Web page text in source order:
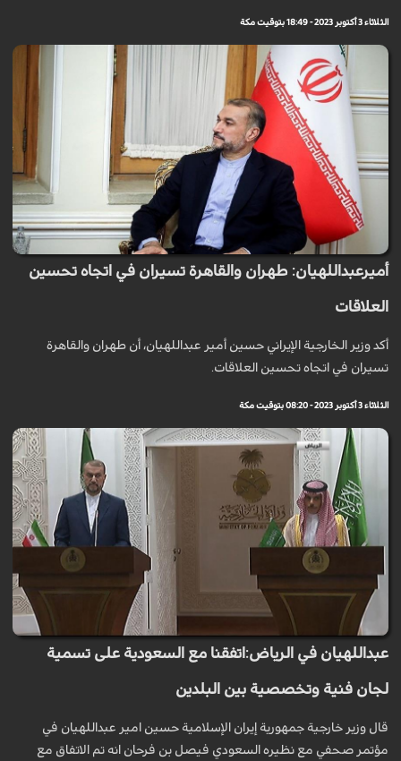
الثلاثاء 3 أكتوبر 2023 - 18:49 بتوقيت مكة
أميرعبداللهيان: طهران والقاهرة تسيران في اتجاه تحسين
العلاقات
أكد وزير الخارجية الإيراني حسين أمير عبداللهيان، أن طهران والقاهرة
تسيران في اتجاه تحسين العلاقات.
الثلاثاء 3 أكتوبر 2023 - 08:20 بتوقيت مكة
عبداللهيان في الرياض:اتفقنا مع السعودية على تسمية
لجان فنية وتخصصية بين البلدين
قال وزير خارجية جمهورية إيران الإسلامية حسين امير عبداللهيان في
مؤتمر صحفي مع نظيره السعودي فيصل بن فرحان انه تم الاتفاق مع